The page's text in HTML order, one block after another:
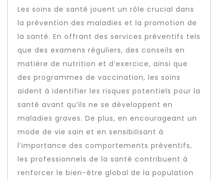
Les soins de santé jouent un rôle crucial dans
la prévention des maladies et la promotion de
la santé. En offrant des services préventifs tels
que des examens réguliers, des conseils en
matière de nutrition et d’exercice, ainsi que
des programmes de vaccination, les soins
aident à identifier les risques potentiels pour la
santé avant qu’ils ne se développent en
maladies graves. De plus, en encourageant un
mode de vie sain et en sensibilisant à
l’importance des comportements préventifs,
les professionnels de la santé contribuent à
renforcer le bien-être global de la population